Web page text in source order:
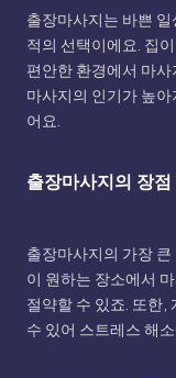
출장마사지는 바쁜
적의 선택이에요. 집
편안한 환경에서 마
마사지의 인기가 높
어요.
출장마사지의 장점
출장마사지의 가장
이 원하는 장소에서
절약할 수 있죠. 또한,
수 있어 스트레스 해